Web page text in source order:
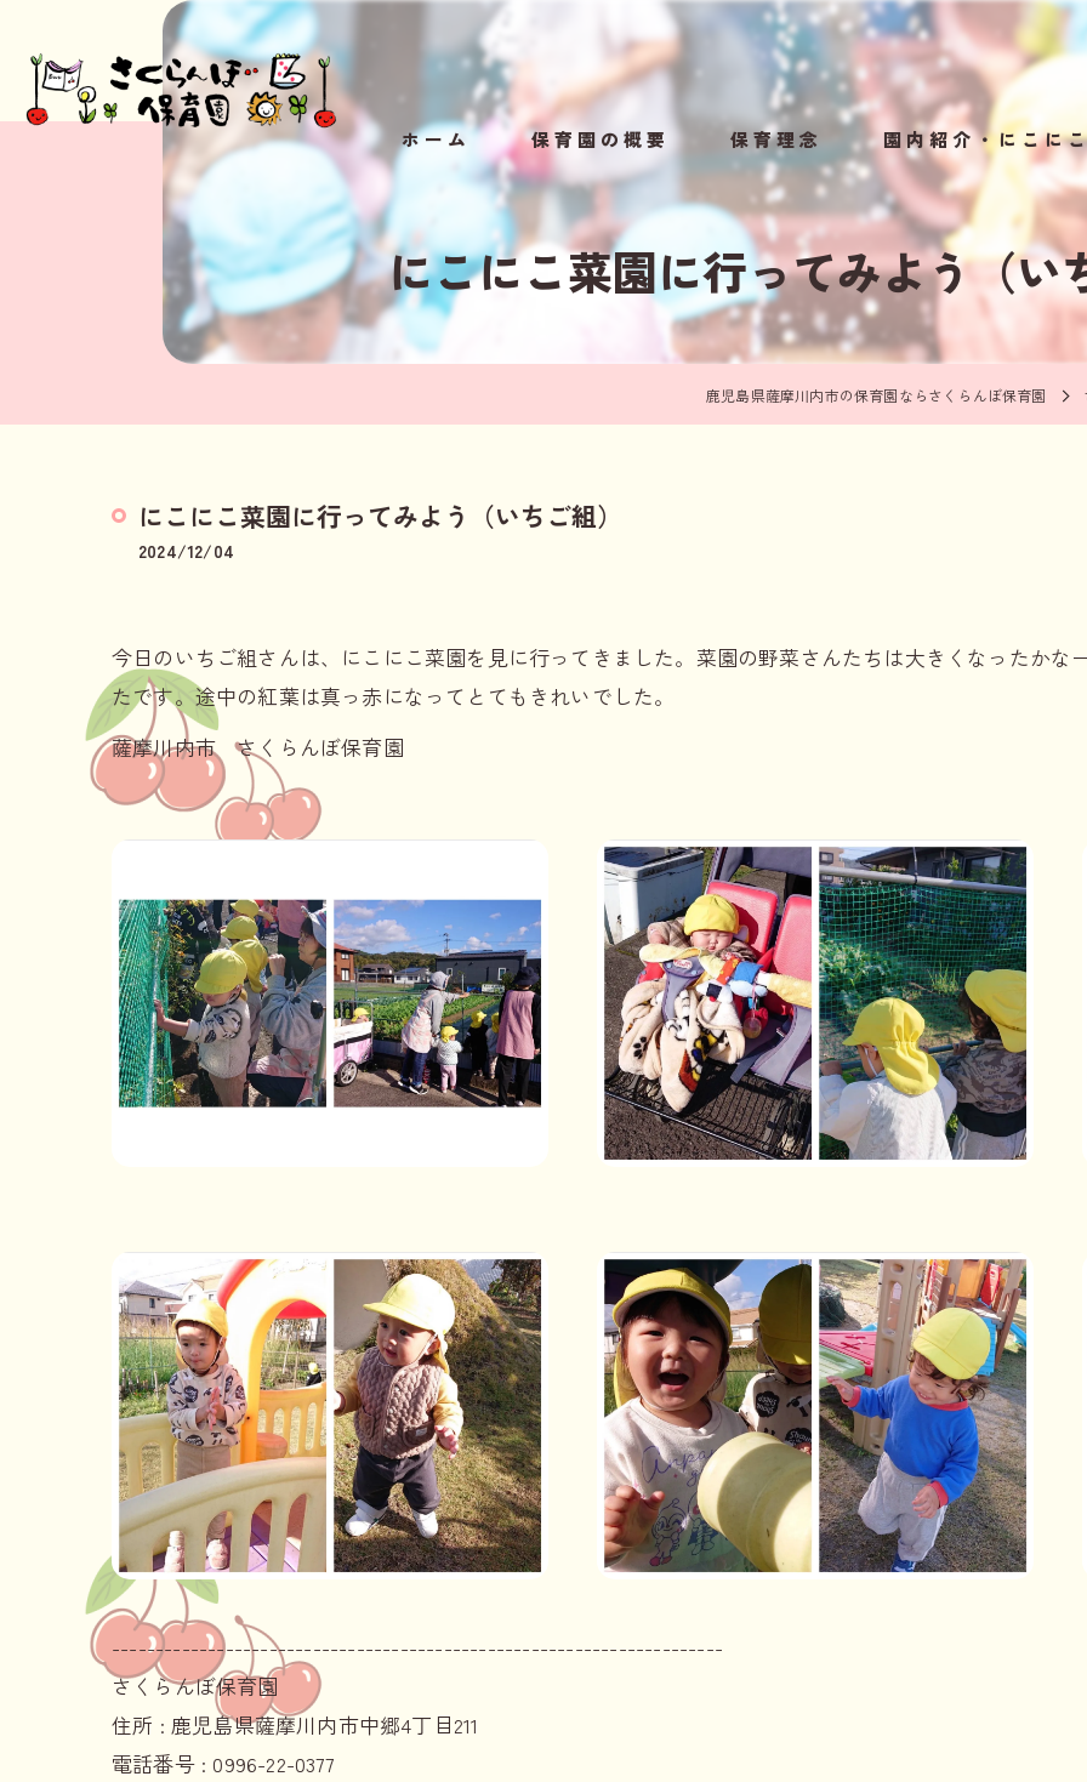
ホーム 保育園の概要
小規模保育園のメリット
保育理念 園内紹介・にこに
1日の流れ・年間行事
にこにこ菜園に行ってみよう（い
鹿児島県薩摩川内市の保育園ならさくらんぼ保育園
にこにこ菜園に行ってみよう（いちご組）
2024/12/04
今日のいちご組さんは、にこにこ菜園を見に行ってきました。菜園の野菜さんたちは大きくなったかな
たです。途中の紅葉は真っ赤になってとてもきれいでした。
薩摩川内市 さくらんぼ保育園
----------------------------------------------------------------------
さくらんぼ保育園
住所 : 鹿児島県薩摩川内市中郷4丁目211
電話番号 : 0996-22-0377